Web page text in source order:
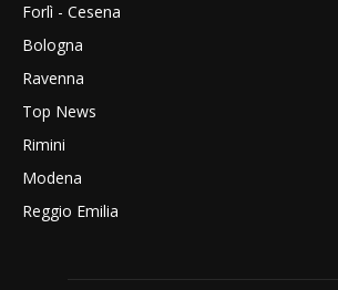
Forlì - Cesena
Bologna
Ravenna
Top News
Rimini
Modena
Reggio Emilia